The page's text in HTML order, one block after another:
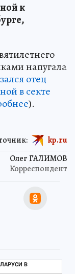
к
напугала
отец
в секте
).
Олег ГАЛИМОВ
Корреспондент
kp.ru
В